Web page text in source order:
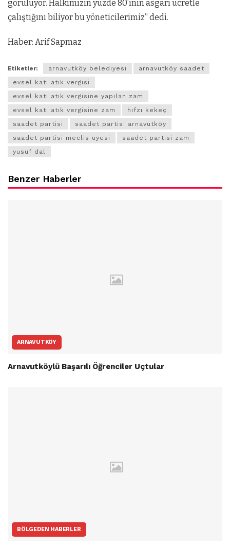
görülüyor. Halkımızın yüzde 80’inin asgari ücretle
çalıştığını biliyor bu yöneticilerimiz” dedi.
Haber: Arif Sapmaz
Etiketler: arnavutköy belediyesi
arnavutköy saadet
evsel katı atık vergisi
evsel katı atık vergisine yapılan zam
evsel katı atık vergisine zam
hıfzı kekeç
saadet partisi
saadet partisi arnavutköy
saadet partisi meclis üyesi
saadet partisi zam
yusuf dal
Benzer Haberler
ARNAVUTKÖY
Arnavutköylü Başarılı Öğrenciler Uçtular
BÖLGEDEN HABERLER